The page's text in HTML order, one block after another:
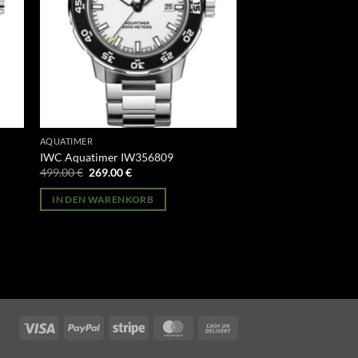
AQUATIMER
IWC Aquatimer IW356809
499.00€ Ursprünglicher
war:
499.00 €
269.00€Aktueller
ist:
269.00 €.
IN DEN WARENKORB
Visa PayPal Stripe MasterCard